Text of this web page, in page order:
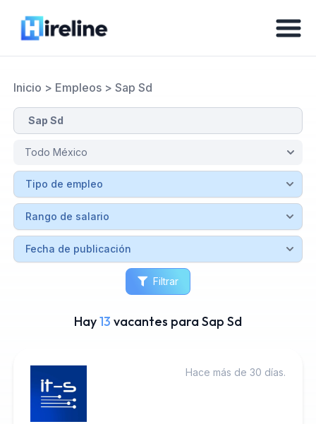
Inicio > Empleos> Sap Sd
Filtrar
Hay13 vacantes para Sap Sd
Hace más de 30 días.